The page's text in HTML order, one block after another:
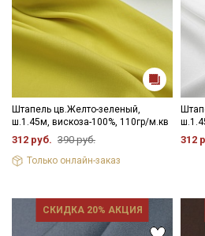
Штапель цв.Желто-зеленый,
ш.1.45м, вискоза-100%, 110гр/м.кв
312 руб. 390 руб.
Только онлайн-заказ
312
СКИДКА 20% АКЦИЯ
ДаюСогласие на получение
информационных рассылок